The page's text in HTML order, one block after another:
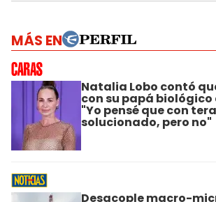
MÁS EN
Natalia Lobo contó
con su papá biológico
"Yo pensé que con
solucionado, pero no"
Desacople macro-